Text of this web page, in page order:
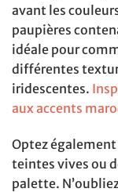
avant les
paupières
idéale pour
différentes
iridescentes.
aux accents
Optez également
teintes vives ou
palette.